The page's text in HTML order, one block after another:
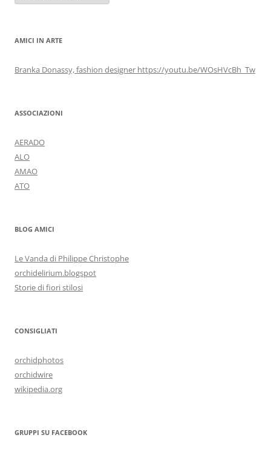
AMICI IN ARTE
Branka Donassy, fashion designer https://youtu.be/WOsHVcBh_Tw
ASSOCIAZIONI
AERADO
ALO
AMAO
ATO
BLOG AMICI
Le Vanda di Philippe Christophe
orchidelirium.blogspot
Storie di fiori stilosi
CONSIGLIATI
orchidphotos
orchidwire
wikipedia.org
GRUPPI SU FACEBOOK